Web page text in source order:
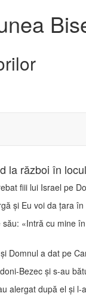
la război în
fiii lui Israel pe
şi Eu voi da ţara în
«Intră cu mine
Domnul a dat pe
Bezec şi s-au
alergat după el şi